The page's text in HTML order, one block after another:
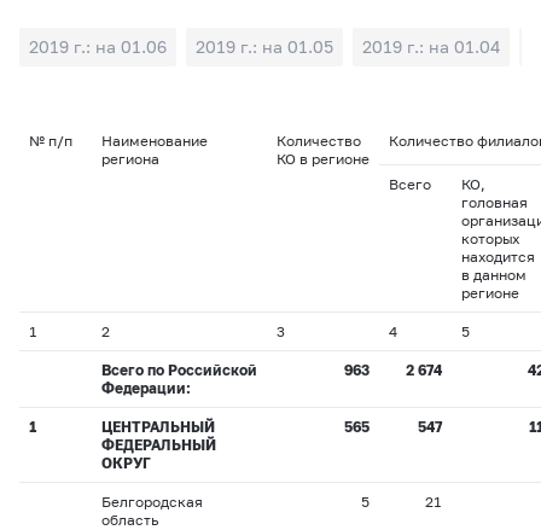
2019 г.: на 01.06 2019 г.: на 01.05 2019 г.: на 01.04
№ п/п
Наименование
региона
Количество
КО в регионе
Количество
Всего
КО,
головная
которых
находится
в данном
регионе
1 2 3 4 5
Всего по Российской
Федерации:
963 2 674
1
ЦЕНТРАЛЬНЫЙ
ФЕДЕРАЛЬНЫЙ
ОКРУГ
565 547
Белгородская
область
5 21